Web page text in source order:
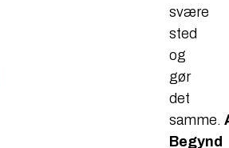
svære
sted
og
gør
det
samme.
Begynd